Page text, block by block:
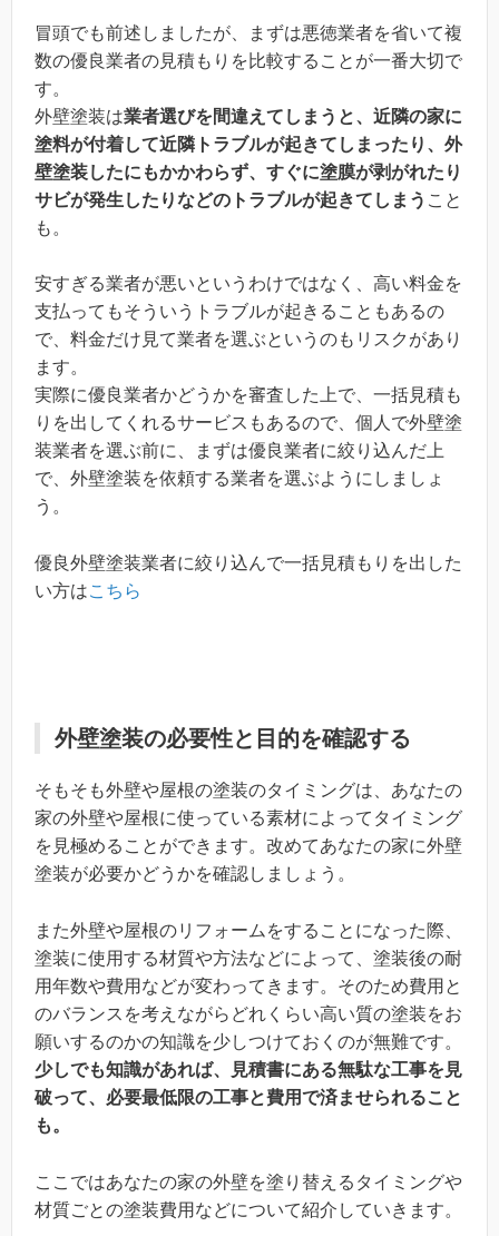
冒頭でも前述しましたが、まずは悪徳業者を省いて複
数の優良業者の見積もりを比較することが一番大切で
す。
外壁塗装は業者選びを間違えてしまうと、近隣の家に
塗料が付着して近隣トラブルが起きてしまったり、外
壁塗装したにもかかわらず、すぐに塗膜が剥がれたり
サビが発生したりなどのトラブルが起きてしまう こと
も。
安すぎる業者が悪いというわけではなく、高い料金を
支払ってもそういうトラブルが起きることもあるの
で、料金だけ見て業者を選ぶというのもリスクがあり
ます。
実際に優良業者かどうかを審査した上で、一括見積も
りを出してくれるサービスもあるので、個人で外壁塗
装業者を選ぶ前に、まずは優良業者に絞り込んだ上
で、外壁塗装を依頼する業者を選ぶようにしましょ
う。
優良外壁塗装業者に絞り込んで一括見積もりを出した
い方はこちら
外壁塗装の必要性と目的を確認する
そもそも外壁や屋根の塗装のタイミングは、あなたの
家の外壁や屋根に使っている素材によってタイミング
を見極めることができます。改めてあなたの家に外壁
塗装が必要かどうかを確認しましょう。
また外壁や屋根のリフォームをすることになった際、
塗装に使用する材質や方法などによって、塗装後の耐
用年数や費用などが変わってきます。そのため費用と
のバランスを考えながらどれくらい高い質の塗装をお
願いするのかの知識を少しつけておくのが無難です。
少しでも知識があれば、見積書にある無駄な工事を見
破って、必要最低限の工事と費用で済ませられること
も。
ここではあなたの家の外壁を塗り替えるタイミングや
材質ごとの塗装費用などについて紹介していきます。